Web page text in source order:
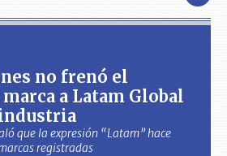
no frenó el
a Latam Global
que la expresión “Latam” hace
registradas